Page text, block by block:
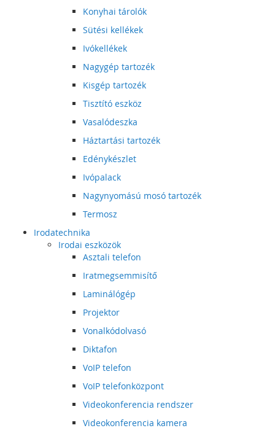
Konyhai tárolók
Sütési kellékek
Ivókellékek
Nagygép tartozék
Kisgép tartozék
Tisztító eszköz
Vasalódeszka
Háztartási tartozék
Edénykészlet
Ivópalack
Nagynyomású mosó tartozék
Termosz
Irodatechnika
Irodai eszközök
Asztali telefon
Iratmegsemmisítő
Laminálógép
Projektor
Vonalkódolvasó
Diktafon
VoIP telefon
VoIP telefonközpont
Videokonferencia rendszer
Videokonferencia kamera